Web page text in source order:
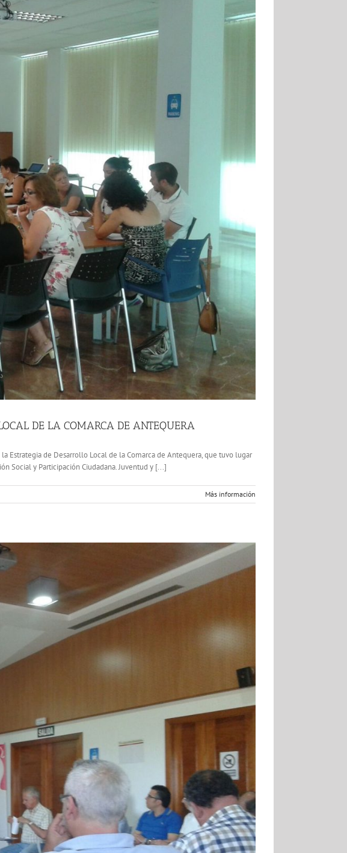
DE LA COMARCA DE ANTEQUERA
Estrategia de Desarrollo Local de la Comarca de Antequera, que tuvo lugar
Social y Participación Ciudadana. Juventud y [...]
Más información